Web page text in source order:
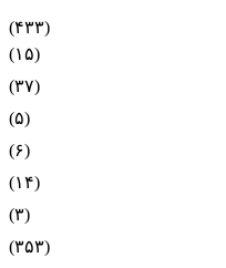
(۴۳۳)
(۱۵)
(۳۷)
(۵)
(۶)
(۱۴)
(۳)
(۳۵۳)